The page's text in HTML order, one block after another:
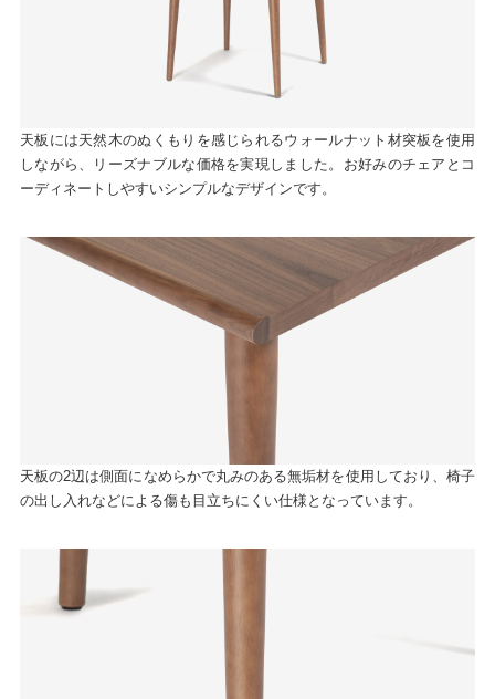
天板には天然木のぬくもりを感じられるウォールナット材突板を使用
しながら、リーズナブルな価格を実現しました。お好みのチェアとコ
ーディネートしやすいシンプルなデザインです。
天板の2辺は側面になめらかで丸みのある無垢材を使用しており、椅子
の出し入れなどによる傷も目立ちにくい仕様となっています。